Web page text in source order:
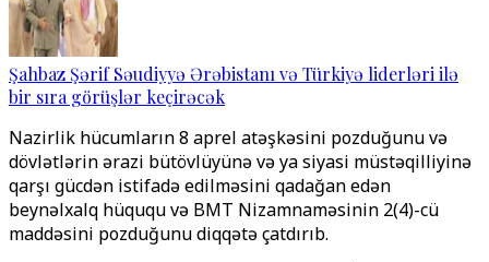
Şahbaz Şərif Səudiyyə Ərəbistanı və Türkiyə liderləri ilə
bir sıra görüşlər keçirəcək
Nazirlik hücumların 8 aprel atəşkəsini pozduğunu və
dövlətlərin ərazi bütövlüyünə və ya siyasi müstəqilliyinə
qarşı gücdən istifadə edilməsini qadağan edən
beynəlxalq hüququ və BMT Nizamnaməsinin 2(4)-cü
maddəsini pozduğunu diqqətə çatdırıb.